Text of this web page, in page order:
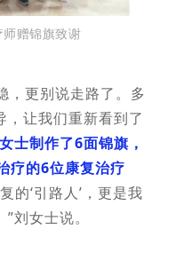
赠锦旗致谢
，更别说走路了。多
，让我们重新看到了
士制作了6面锦旗，
疗的6位康复治疗
的‘引路人’，更是我
刘女士说。